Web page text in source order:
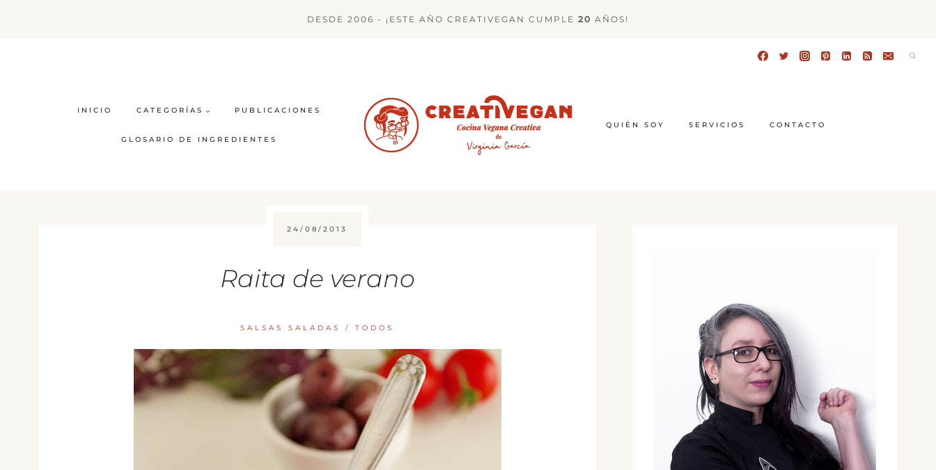
DESDE 2006 - ¡ESTE AÑO CREATIVEGAN CUMPLE 20 AÑOS!
INICIO CATEGORÍAS PUBLICACIONES
GLOSARIO DE INGREDIENTES
QUIÉN SOY SERVICIOS CONTACTO
24/08/2013
Raita de verano
SALSAS SALADAS /TODOS